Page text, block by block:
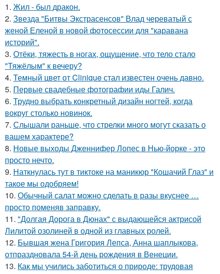
1. Жил - был дракон.
2. Звезда "Битвы Экстрасенсов" Влад череватый с
женой Еленой в новой фотосессии для "каравана
историй".
3. Отёки, тяжесть в ногах, ощущение, что тело стало
"Тяжёлым" к вечеру?
4. Темный цвет от Clinique стал известен очень давно.
5. Первые свадебные фотографии иды Галич.
6. Трудно выбрать конкретный дизайн ногтей, когда
вокруг столько новинок.
7. Слышали раньше, что стрелки много могут сказать о
вашем характере?
8. Новые выходы Дженнифер Лопес в Нью-йорке - это
просто нечто.
9. Наткнулась тут в тиктоке на маникюр "Кошачий Глаз" и
такое мы одобряем!
10. Обычный салат можно сделать в разы вкуснее …
просто поменяв заправку.
11. "Долгая Дорога в Дюнах" с выдающейся актрисой
Лилитой озолиней в одной из главных ролей.
12. Бывшая жена Григория Лепса, Анна шаплыкова,
отпраздновала 54-й день рождения в Венеции.
13. Как мы учились заботиться о природе: трудовая